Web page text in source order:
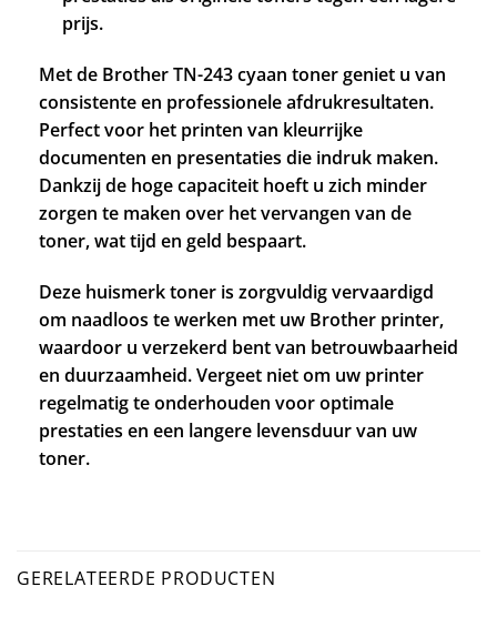
prijs.
Met de Brother TN-243 cyaan toner geniet u van
consistente en professionele afdrukresultaten.
Perfect voor het printen van kleurrijke
documenten en presentaties die indruk maken.
Dankzij de hoge capaciteit hoeft u zich minder
zorgen te maken over het vervangen van de
toner, wat tijd en geld bespaart.
Deze huismerk toner is zorgvuldig vervaardigd
om naadloos te werken met uw Brother printer,
waardoor u verzekerd bent van betrouwbaarheid
en duurzaamheid. Vergeet niet om uw printer
regelmatig te onderhouden voor optimale
prestaties en een langere levensduur van uw
toner.
GERELATEERDE PRODUCTEN